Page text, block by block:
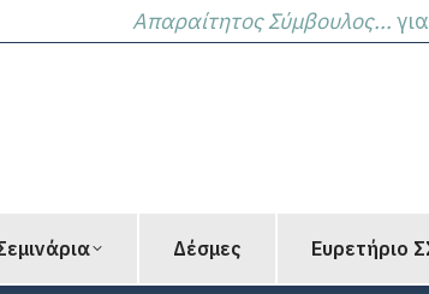
Απαραίτητος Σύμβουλος...
Δέσμες Ευρετήριο